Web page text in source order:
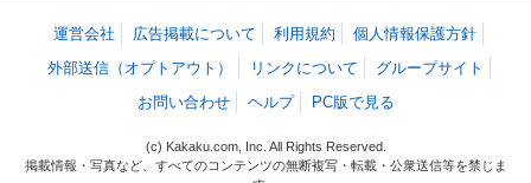
運営会社 広告掲載について 利用規約
個人情報保護方針
外部送信（オプトアウト）
リンクについて
グループサイト
お問い合わせ
ヘルプ PC版で見る
(c) Kakaku.com, Inc. All Rights Reserved.
掲載情報・写真など、すべてのコンテンツの無断複写・転載・公衆送信等を禁じま